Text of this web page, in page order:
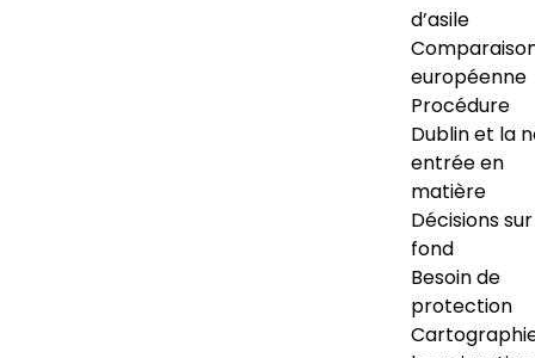
d’asile
européenne
Procédure
Dublin et la
entrée en
matière
Décisions
fond
Besoin de
protection